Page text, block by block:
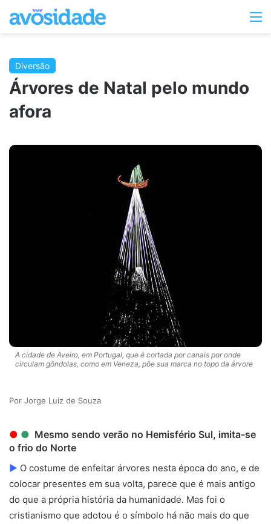
Switch
Diversão
Árvores de Natal pelo mundo
afora
A cidade de Aveiro, em Portugal, que é cortada por canais por onde
circulam gôndolas, como em Veneza, põe sua marca no topo da árvore
Jorge Luiz de Souza
● ● Mesmo sendo verão no Hemisfério Sul, imita-se
o frio do Norte
► O costume de enfeitar árvores nesta época do ano, e de
colocar presentes em sua volta, parece que é mais antigo
do que a própria história da humanidade. Mas foi o
cristianismo que adotou é o símbolo há não mais do que